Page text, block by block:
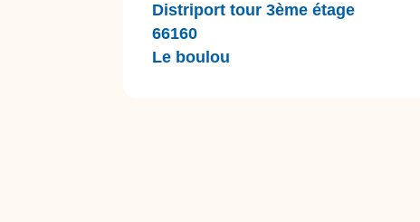
Distriport tour 3ème étage
66160
Le boulou